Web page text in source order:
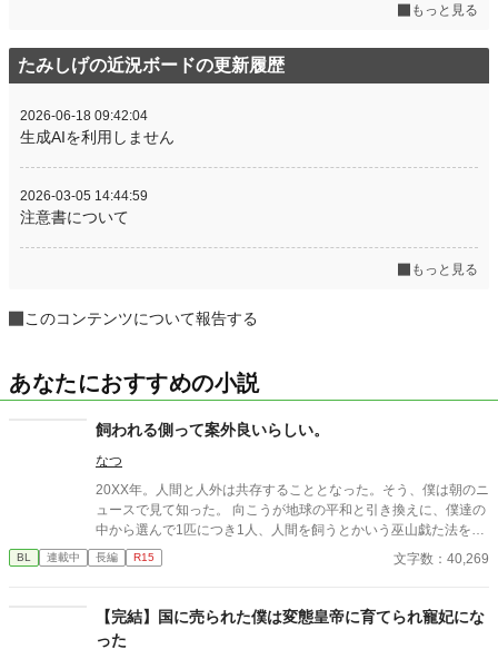
もっと見る
たみしげの近況ボードの更新履歴
2026-06-18 09:42:04
生成AIを利用しません
2026-03-05 14:44:59
注意書について
もっと見る
このコンテンツについて報告する
あなたにおすすめの小説
飼われる側って案外良いらしい。
なつ
20XX年。人間と人外は共存することとなった。そう、僕は朝のニ
ュースで見て知った。 向こうが地球の平和と引き換えに、僕達の
中から選んで1匹につき1人、人間を飼うとかいう巫山戯た法を提
案したようだけれど。 「まあ何も変わらない、はず…」 ちょっと
視界に映る生き物の種類が増えるだけ。そう思ってた。 ほんと
働く最下層の男。顔立ちは悪くないが、不摂生で見る影もない。
変化を嫌い、現状維持を好む。 タルア＝ミース(347) 職業不詳の
人外、Swis(スウィズ)。お金持ち。 最初は可愛いペットとしか見
BL 連載中 長編 R15 文字数：40,269
【完結】国に売られた僕は変態皇帝に育てられ寵妃にな
った